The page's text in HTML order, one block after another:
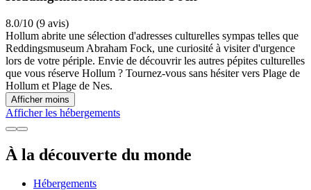
8.0/10 (9 avis)
Hollum abrite une sélection d'adresses culturelles sympas telles que
Reddingsmuseum Abraham Fock, une curiosité à visiter d'urgence
lors de votre périple. Envie de découvrir les autres pépites culturelles
que vous réserve Hollum ? Tournez-vous sans hésiter vers Plage de
Hollum et Plage de Nes.
Afficher moins
Afficher les hébergements
À la découverte du monde
Hébergements